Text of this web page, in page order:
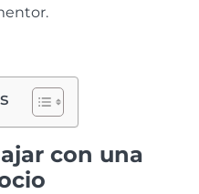
con una